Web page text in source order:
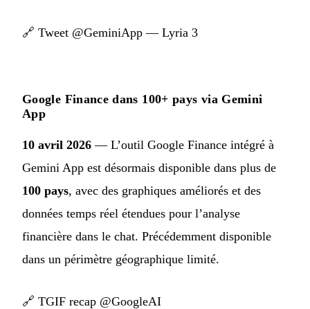
🔗 Tweet @GeminiApp — Lyria 3
Google Finance dans 100+ pays via Gemini
App
10 avril 2026 — L’outil Google Finance intégré à
Gemini App est désormais disponible dans plus de
100 pays, avec des graphiques améliorés et des
données temps réel étendues pour l’analyse
financière dans le chat. Précédemment disponible
dans un périmètre géographique limité.
🔗 TGIF recap @GoogleAI